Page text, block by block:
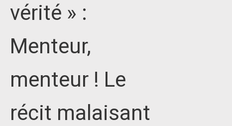
vérité » :
Menteur,
menteur ! Le
récit malaisant